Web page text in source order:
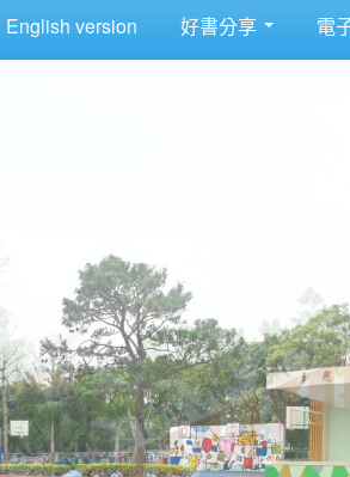
English version 好書分享 電